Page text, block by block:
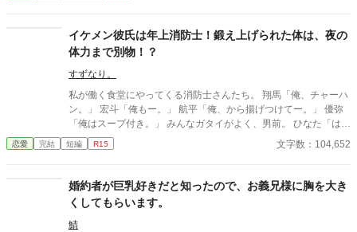
イケメン彼氏は年上消防士！鍛え上げられた体は、夜の
体力まで別物！？
すずなり。
私が働く食堂にやってくる消防士さんたち。 翔馬「俺、チャーハ
ン。」 宏斗「俺もー。」 航平「俺、から揚げつけてー。」 優弥
「俺はスープ付き。」 みんなガタイがよく、男前。 ひなた「はー
いっ。ちょっと待ってくださいねーっ。」 慌ただしい昼時を過ぎ
ると、私の仕事は終わる。 終わった後、私は行かなきゃいけない
ー。」 保育園に迎えに行かなきゃいけない子、『太陽』。 私は子
供と一緒に・・・暮らしてる。 ーーーーーーーーーーーーーーー
ー 翔馬「おいおい嘘だろ？」 宏斗「子供・・・いたんだ・・。」
航平「いくつん時の子だよ・・・・。」 優弥「マジか・・・。」
恋愛 完結 短編 R15 文字数：104,652
婚約者が巨乳好きだと知ったので、お義兄様に胸を大き
くしてもらいます。
鯖